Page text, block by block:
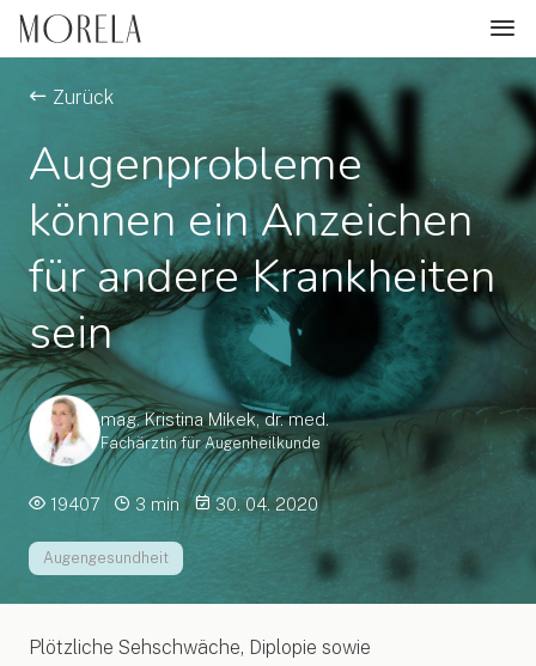
Zurück
Augenprobleme
können ein Anzeichen
für andere Krankheiten
sein
mag. Kristina Mikek, dr. med.
Fachärztin für Augenheilkunde
19407 3 min 30. 04. 2020
Augengesundheit
Plötzliche Sehschwäche, Diplopie sowie